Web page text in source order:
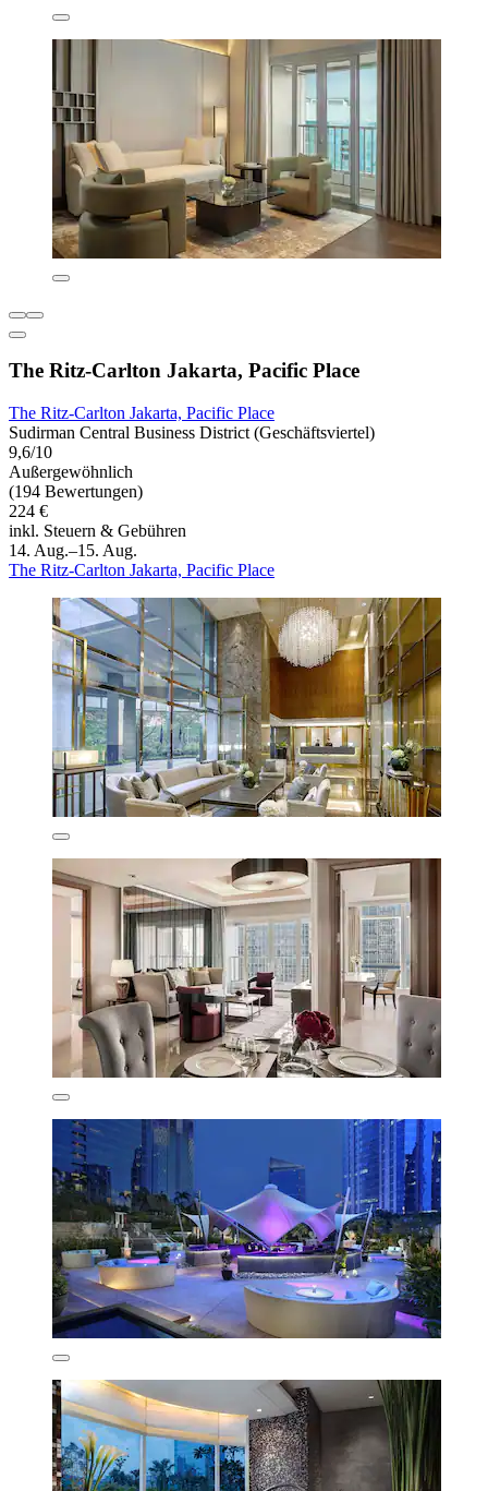
The Ritz-Carlton Jakarta, Pacific Place
The Ritz-Carlton Jakarta, Pacific Place
Sudirman Central Business District (Geschäftsviertel)
9,6/10
Außergewöhnlich
(194 Bewertungen)
224 €
inkl. Steuern & Gebühren
14. Aug.–15. Aug.
The Ritz-Carlton Jakarta, Pacific Place